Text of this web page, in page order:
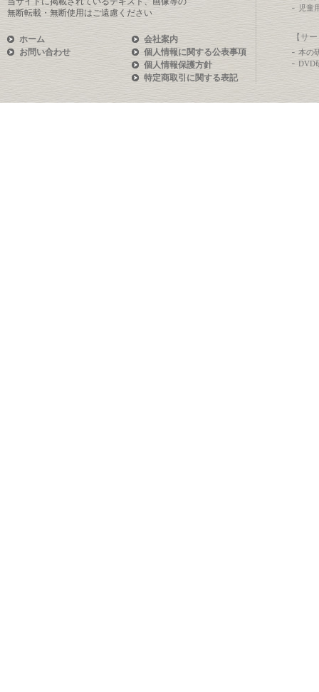
無断転載・無断使用はご遠慮ください
ホーム
お問い合わせ
会社案内
個人情報に関する公表事項
個人情報保護方針
特定商取引に関する表記
児童
【サ
本の
DVD